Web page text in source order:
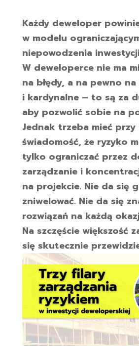
Każdy deweloper
w modelu
niepowodzenia
W deweloperce nie ma
na błędy, a na pewno
i kardynalne – to są za
aby pozwolić sobie na
Jednak trzeba mieć przy
świadomość, że ryzyko
tylko ograniczać przez
zarządzanie i
na projekcie. Nie da się
zniwelować. Nie da się
rozwiązań na każdą
Na szczęście większość
się skutecznie